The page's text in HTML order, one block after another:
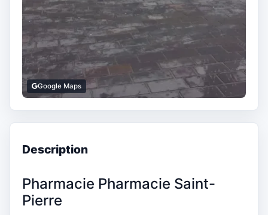
Google Maps
Description
Pharmacie Pharmacie Saint-
Pierre